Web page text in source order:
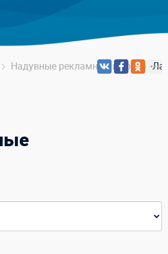
Надувные рекламные шары